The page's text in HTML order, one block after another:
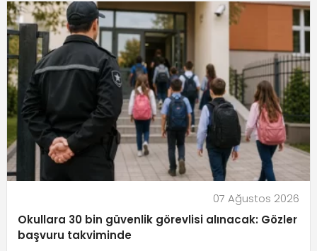
07 Ağustos 2026
Okullara 30 bin güvenlik görevlisi alınacak: Gözler
başvuru takviminde